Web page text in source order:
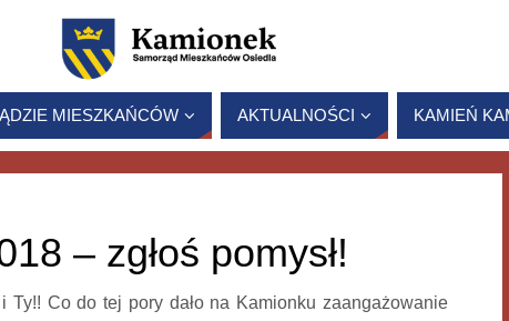
MIESZKAŃCÓW AKTUALNOŚCI KAMIEŃ
– zgłoś pomysł!
Ty!! Co do tej pory dało na Kamionku zaangażowanie